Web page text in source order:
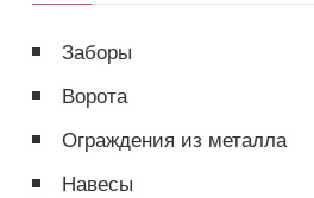
Заборы
Ворота
Ограждения из металла
Навесы